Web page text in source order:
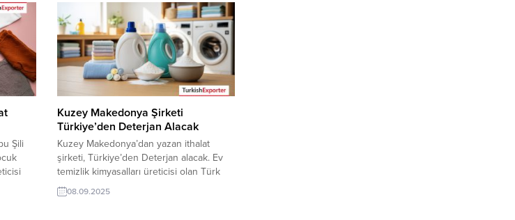
Şili
Kuzey Makedonya Şirketi
Türkiye’den Deterjan Alacak
Kuzey Makedonya’dan yazan ithalat
şirketi, Türkiye’den Deterjan alacak. Ev
temizlik kimyasalları üreticisi olan Türk
şirketler için Kuzey Makedonya’dan
gelen bu talep yeni bir ihracat pazarı
08.09.2025